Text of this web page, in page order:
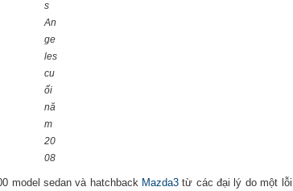
s
An
ge
les
cu
ối
nă
m
20
08
model sedan và hatchback Mazda3 từ các đại lý do một lỗi